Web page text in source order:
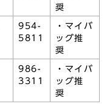
奨
954-
5811
・マイバ
ッグ推
奨
986-
3311
・マイバ
ッグ推
奨